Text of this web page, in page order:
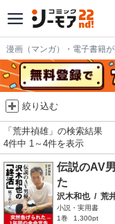
漫画（マンガ）・電子書籍
絞り込む
「荒井禎雄」の検索結果
4件中 1～4件を表示
伝説のAV
た
沢木和也 / 荒
小説・実用書
1巻
1,300pt